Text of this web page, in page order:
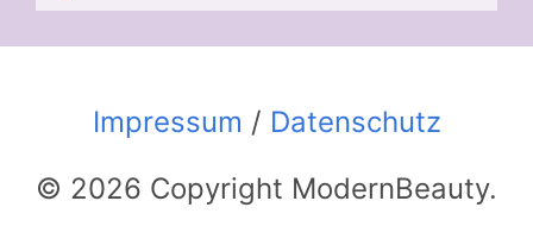
Impressum / Datenschutz
© 2026 Copyright ModernBeauty.